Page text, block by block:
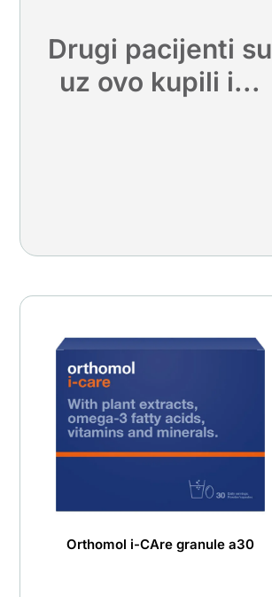
Drugi pacijenti su
uz ovo kupili i...
Orthomol i-CAre granule a30